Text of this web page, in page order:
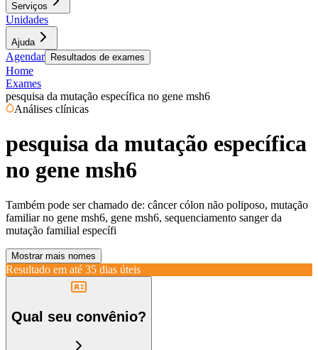
Serviços
Unidades
Ajuda
Agendar Resultados de exames
Home
Exames
pesquisa da mutação específica no gene msh6
Análises clínicas
pesquisa da mutação específica
no gene msh6
Também pode ser chamado de: câncer cólon não poliposo, mutação
familiar no gene msh6, gene msh6, sequenciamento sanger da
mutação familial específi
Mostrar mais nomes
Resultado em até 35 dias úteis
Qual seu convênio?